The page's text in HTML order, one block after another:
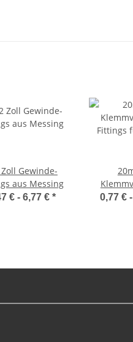
Gewinde-
aus Messing
€ - 6,77 € *
Fittings
0,77 € -